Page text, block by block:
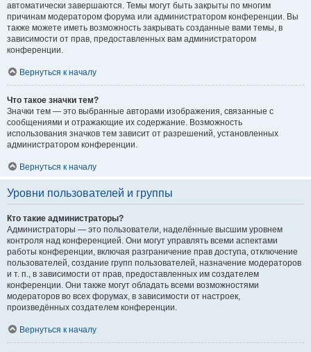
автоматически завершаются. Темы могут быть закрыты по многим
причинам модератором форума или администратором конференции. Вы
также можете иметь возможность закрывать созданные вами темы, в
зависимости от прав, предоставленных вам администратором
конференции.
Вернуться к началу
Что такое значки тем?
Значки тем — это выбранные авторами изображения, связанные с
сообщениями и отражающие их содержание. Возможность
использования значков тем зависит от разрешений, установленных
администратором конференции.
Вернуться к началу
Уровни пользователей и группы
Кто такие администраторы?
Администраторы — это пользователи, наделённые высшим уровнем
контроля над конференцией. Они могут управлять всеми аспектами
работы конференции, включая разграничение прав доступа, отключение
пользователей, создание групп пользователей, назначение модераторов
и т. п., в зависимости от прав, предоставленных им создателем
конференции. Они также могут обладать всеми возможностями
модераторов во всех форумах, в зависимости от настроек,
произведённых создателем конференции.
Вернуться к началу